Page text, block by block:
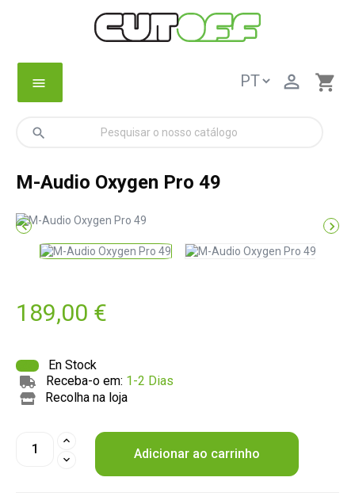
menu shopping_cart

search
M-Audio Oxygen Pro 49
 
189,00 €
En Stock
Receba-o em: 1-2 Dias
Recolha na loja
Adicionar ao carrinho